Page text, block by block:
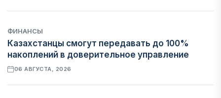
ФИНАНСЫ
Казахстанцы смогут передавать до 100%
накоплений в доверительное управление
06 АВГУСТА, 2026